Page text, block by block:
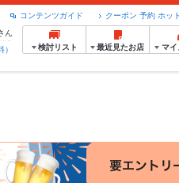
クーポン 予約 ホッ
コンテンツガイド
ん
検討リスト 最近見たお店 マイ